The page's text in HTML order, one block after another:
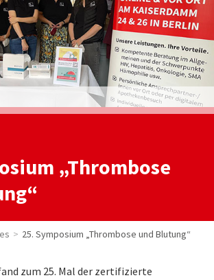
„Thrombose
25. Symposium „Thrombose und Blutung“
zum 25. Mal der zertifizierte